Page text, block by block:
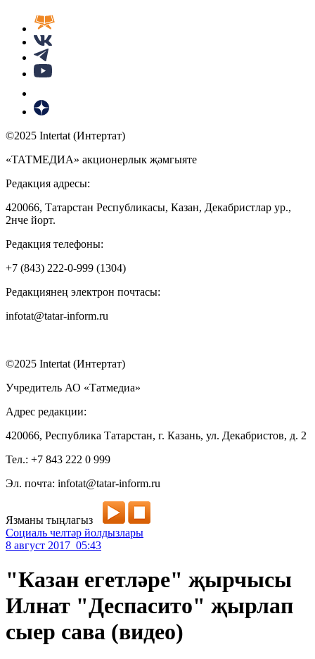
©2025 Intertat (Интертат)
«ТАТМЕДИА» акционерлык җәмгыяте
Редакция адресы:
420066, Татарстан Республикасы, Казан, Декабристлар ур.,
2нче йорт.
Редакция телефоны:
+7 (843) 222-0-999 (1304)
Редакциянең электрон почтасы:
infotat@tatar-inform.ru
©2025 Intertat (Интертат)
Учредитель АО «Татмедиа»
Адрес редакции:
420066, Республика Татарстан, г. Казань, ул. Декабристов, д. 2
Тел.: +7 843 222 0 999
Эл. почта: infotat@tatar-inform.ru
Язманы тыңлагыз
Социаль челтәр йолдызлары
8 август 2017 05:43
"Казан егетләре" җырчысы
Илнат "Деспасито" җырлап
сыер сава (видео)